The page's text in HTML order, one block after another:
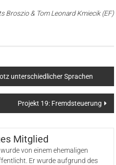
Broszio & Tom Leonard Kmiecik (EF)
unterschiedlicher Sprachen
Projekt 19: Fremdsteuerung
Mitglied
von einem ehemaligen
Er wurde aufgrund des